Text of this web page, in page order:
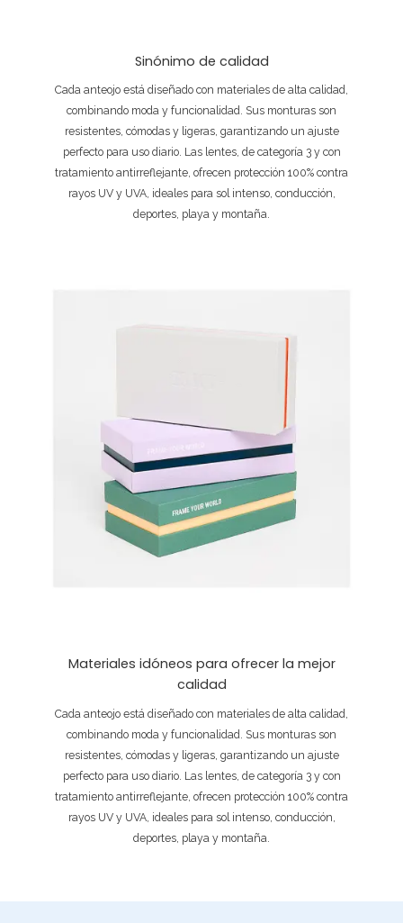
Sinónimo de calidad
Cada anteojo está diseñado con materiales de alta calidad,
combinando moda y funcionalidad. Sus monturas son
resistentes, cómodas y ligeras, garantizando un ajuste
perfecto para uso diario. Las lentes, de categoría 3 y con
tratamiento antirreflejante, ofrecen protección 100% contra
rayos UV y UVA, ideales para sol intenso, conducción,
deportes, playa y montaña.
Materiales idóneos para ofrecer la mejor
calidad
Cada anteojo está diseñado con materiales de alta calidad,
combinando moda y funcionalidad. Sus monturas son
resistentes, cómodas y ligeras, garantizando un ajuste
perfecto para uso diario. Las lentes, de categoría 3 y con
tratamiento antirreflejante, ofrecen protección 100% contra
rayos UV y UVA, ideales para sol intenso, conducción,
deportes, playa y montaña.